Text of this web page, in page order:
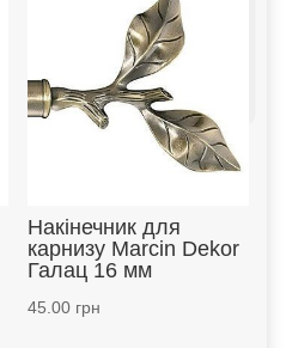
Накінечник для
карнизу Marcin Dekor
Галац 16 мм
45.00грн